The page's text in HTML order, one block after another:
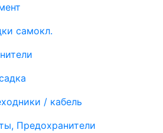
самокл.
/ кабель
Предохранители